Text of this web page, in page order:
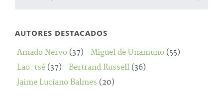
AUTORES DESTACADOS
Amado Nervo (37) Miguel de Unamuno (55)
Lao-tsé (37) Bertrand Russell (36)
Jaime Luciano Balmes (20)